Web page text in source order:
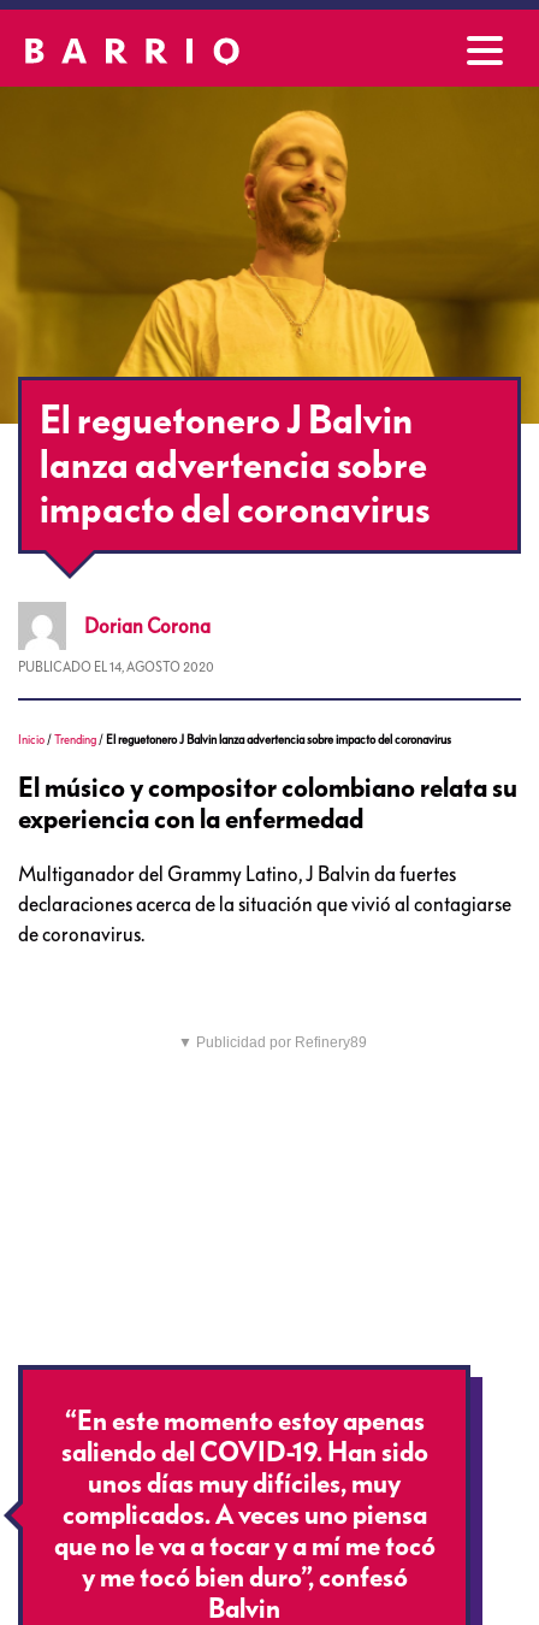
El reguetonero J Balvin
lanza advertencia sobre
impacto del coronavirus
Dorian Corona
PUBLICADO EL 14, AGOSTO 2020
Inicio /Trending / El reguetonero J Balvin lanza advertencia sobre impacto del coronavirus
El músico y compositor colombiano relata su
experiencia con la enfermedad
Multiganador del Grammy Latino, J Balvin da fuertes
declaraciones acerca de la situación que vivió al contagiarse
de coronavirus.
▼ Publicidad por Refinery89
“En este momento estoy apenas
saliendo del COVID-19. Han sido
unos días muy difíciles, muy
complicados. A veces uno piensa
que no le va a tocar y a mí me tocó
y me tocó bien duro”, confesó
Balvin